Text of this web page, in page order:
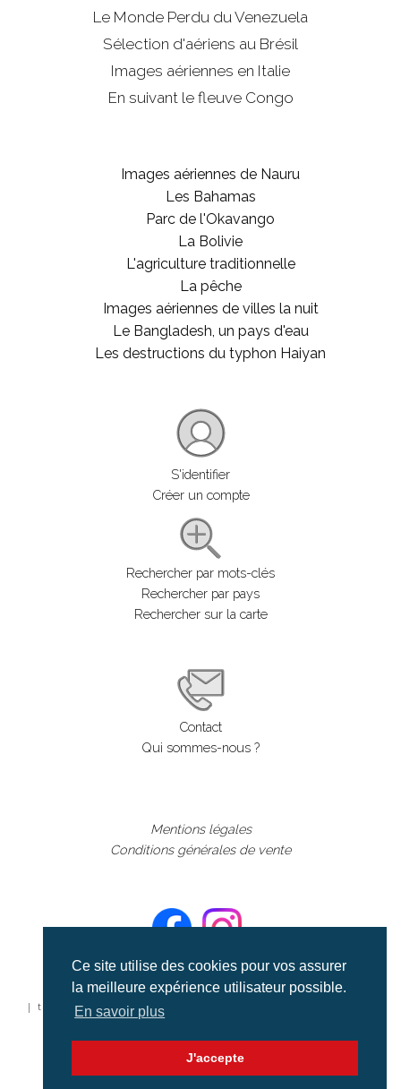
Ce site utilise des cookies pour vos assurer
la meilleure expérience utilisateur possible.
En savoir plus
J'accepte
Le Monde Perdu du Venezuela
Sélection d'aériens au Brésil
Images aériennes en Italie
En suivant le fleuve Congo
Images aériennes de Nauru
Les Bahamas
Parc de l'Okavango
La Bolivie
L'agriculture traditionnelle
La pêche
Images aériennes de villes la nuit
Le Bangladesh, un pays d'eau
Les destructions du typhon Haiyan
S'identifier
Créer un compte
Rechercher par mots-clés
Rechercher par pays
Rechercher sur la carte
Contact
Qui sommes-nous ?
Mentions légales
Conditions générales de vente
©aerialcollection marque déposée 2024
| tous droits réservés | aerialcollection.fr banque d'images
aériennes et documentaires video et cinéma |